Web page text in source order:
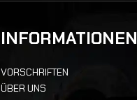
INFORMATIONEN
VORSCHRIFTEN
ÜBER UNS